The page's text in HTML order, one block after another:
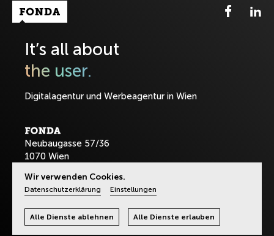
Fonda Logo
It’s all about
the user.
Digitalagentur und Werbeagentur in Wien
Neubaugasse 57/36
1070 Wien
T:+43-1-8901589
office@fonda.at
Wir verwenden Cookies.
Datenschutzerklärung Einstellungen
Alle Dienste ablehnen Alle Dienste erlauben